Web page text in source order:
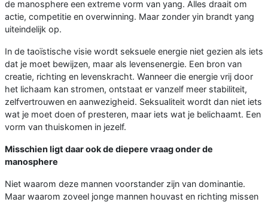
de manosphere een extreme vorm van yang. Alles draait om
actie, competitie en overwinning. Maar zonder yin brandt yang
uiteindelijk op.
In de taoïstische visie wordt seksuele energie niet gezien als iets
dat je moet bewijzen, maar als levensenergie. Een bron van
creatie, richting en levenskracht. Wanneer die energie vrij door
het lichaam kan stromen, ontstaat er vanzelf meer stabiliteit,
zelfvertrouwen en aanwezigheid. Seksualiteit wordt dan niet iets
wat je moet doen of presteren, maar iets wat je belichaamt. Een
vorm van thuiskomen in jezelf.
Misschien ligt daar ook de diepere vraag onder de
manosphere
Niet waarom deze mannen voorstander zijn van dominantie.
Maar waarom zoveel jonge mannen houvast en richting missen